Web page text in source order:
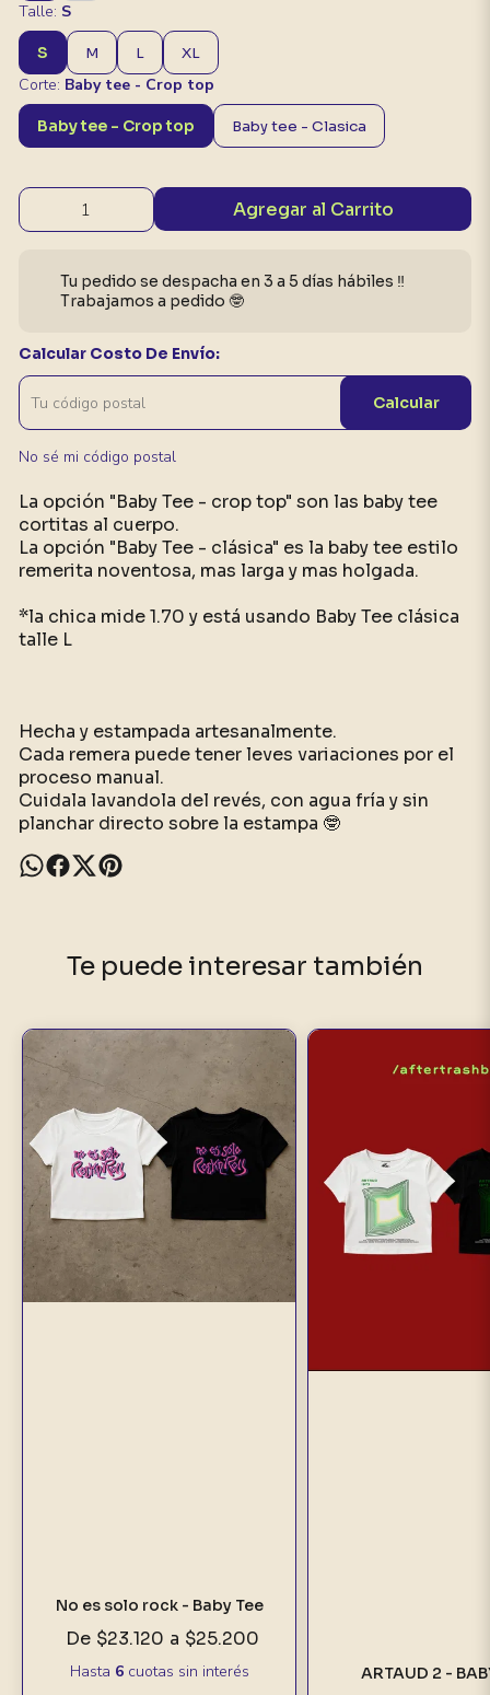
Talle: S
S M L XL
Corte: Baby tee - Crop top
Baby tee - Crop top Baby tee - Clasica
Agregar al Carrito
Tu pedido se despacha en 3 a 5 días hábiles ‼️
Trabajamos a pedido 🤓
Calcular Costo De Envío:
Calcular
No sé mi código postal
La opción "Baby Tee - crop top" son las baby tee
cortitas al cuerpo.
La opción "Baby Tee - clásica" es la baby tee estilo
remerita noventosa, mas larga y mas holgada.
*la chica mide 1.70 y está usando Baby Tee clásica
talle L
Hecha y estampada artesanalmente.
Cada remera puede tener leves variaciones por el
proceso manual.
Cuidala lavandola del revés, con agua fría y sin
planchar directo sobre la estampa 🤓
Te puede interesar también
No es solo rock - Baby Tee
De $23.120 a $25.200
Hasta 6cuotas sin interés ARTAUD 2 -